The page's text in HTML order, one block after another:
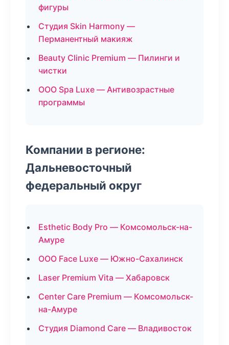
фигуры
Студия Skin Harmony —
Перманентный макияж
Beauty Clinic Premium — Пилинги и
чистки
ООО Spa Luxe — Антивозрастные
программы
Компании в регионе:
Дальневосточный
федеральный округ
Esthetic Body Pro — Комсомольск-на-
Амуре
ООО Face Luxe — Южно-Сахалинск
Laser Premium Vita — Хабаровск
Center Care Premium — Комсомольск-
на-Амуре
Студия Diamond Care — Владивосток